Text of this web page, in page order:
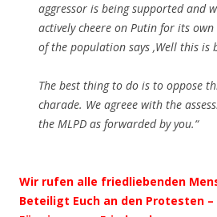
aggressor is being supported and
actively cheere on Putin for its
of the population says ‚Well this is
The best thing to do is to oppose
charade. We agreee with the
the MLPD as forwarded by you.“
Wir rufen alle friedliebenden
Beteiligt Euch an den Protesten